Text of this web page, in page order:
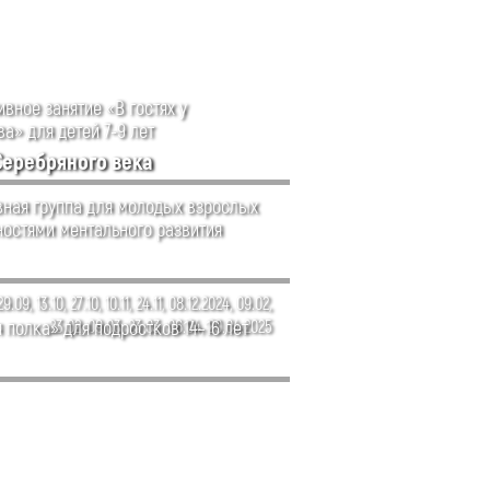
занятие «В гостях у
для детей 7-9 лет
13.10, 27.10, 10.11, 24.11, 08.12.2024, 09.02,
23.02, 09.03, 23.03, 06.04, 20.04.2025
века
группа для молодых взрослых
ментального развития
для подростков 14–16 лет